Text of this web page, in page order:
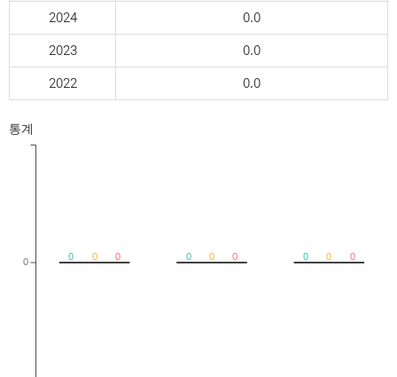
2024 0.0
2023 0.0
2022 0.0
통계
0 0 0
0 0 0
0 0 0
0